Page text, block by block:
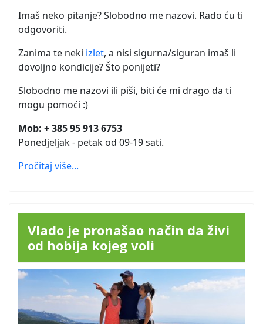
Imaš neko pitanje? Slobodno me nazovi. Rado ću ti
odgovoriti.
Zanima te neki izlet, a nisi sigurna/siguran imaš li
dovoljno kondicije? Što ponijeti?
Slobodno me nazovi ili piši, biti će mi drago da ti
mogu pomoći :)
Mob: + 385 95 913 6753
Ponedjeljak - petak od 09-19 sati.
Pročitaj više...
Vlado je pronašao način da živi
od hobija kojeg voli